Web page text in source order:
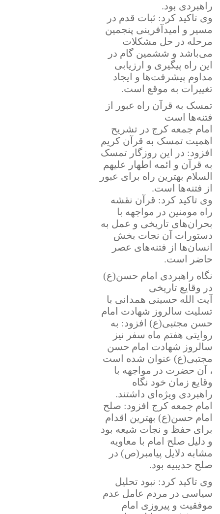
راهبردی بود.
وی تاکید کرد: ثبات قدم در
مسیر و امیدآفرینی پنجمین
مرحله در حل مشکلات
می‌باشد و ششمین گام در
این راه پیگیری و ارزیابی
مداوم پیشرفت‌ها و ایجاد
تغییرات به موقع است.
تمسک به قرآن راه عبور از
فتنه‌ها است
امام جمعه کرج در تشریح
اهمیت تمسک به قرآن کریم
افزود: در این روزگار تمسک
به قرآن و ائمه اطهار علیهم
السلام بهترین راه برای عبور
از فتنه‌ها است.
وی تاکید کرد: قرآن نقشه
راه مومنین در مواجهه با
بحران‌های تاریخی و عمل به
دستورات آن نجات بخش
انسان‌ها از فتنه‌های عصر
حاضر است.
نگاه راهبردی امام حسن(ع)
در وقایع تاریخی
آیت الله حسینی همدانی با
تسلیت سالروز شهادت امام
حسن مجتبی(ع) افزود: به
روایتی هفتم ماه سفر نیز
سالروز شهادت امام حسن
مجتبی(ع) عنوان شده است
، آن حضرت در مواجهه با
وقایع زمان خود نگاه
راهبردی ویژه‌ای داشتند.
امام جمعه کرج افزود: صلح
امام حسن(ع) بهترین اقدام
برای حفظ و نجات شیعه بود
و دلیل صلح امام با معاویه
مشابه دلایل پیامبر(ص) در
صلح حدیبیه بود.
وی تاکید کرد: نبود تحلیل
سیاسی در مردم عامل عدم
موفقیت و پیروزی امام